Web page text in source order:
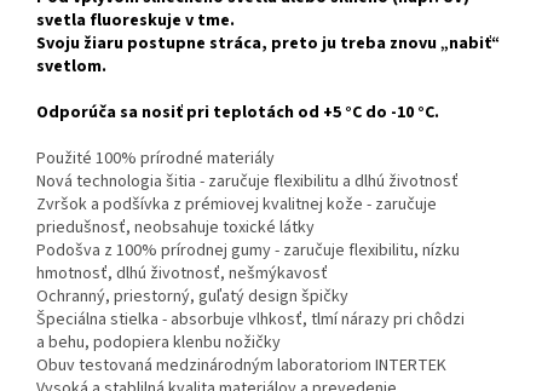
svetla fluoreskuje v tme.
Svoju žiaru postupne stráca, preto ju treba znovu „nabiť“
svetlom.
Odporúča sa nosiť pri teplotách od +5 °C do -10 °C.
Použité 100% prírodné materiály
Nová technologia šitia - zaručuje flexibilitu a dlhú životnosť
Zvršok a podšívka z prémiovej kvalitnej kože - zaručuje
priedušnosť, neobsahuje toxické látky
Podošva z 100% prírodnej gumy - zaručuje flexibilitu, nízku
hmotnosť, dlhú životnosť, nešmýkavosť
Ochranný, priestorný, guľatý design špičky
Špeciálna stielka - absorbuje vlhkosť, tlmí nárazy pri chôdzi
a behu, podopiera klenbu nožičky
Obuv testovaná medzinárodným laboratoriom INTERTEK